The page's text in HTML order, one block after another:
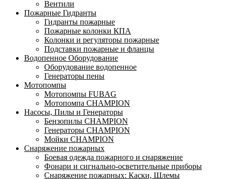
Вентили
Пожарные Гидранты
Гидранты пожарные
Пожарные колонки КПА
Колонки и регуляторы пожарные
Подставки пожарные и фланцы
Водопенное Оборудование
Оборудование водопенное
Генераторы пены
Мотопомпы
Мотопомпы FUBAG
Мотопомпа CHAMPION
Насосы, Пилы и Генераторы
Бензопилы CHAMPION
Генераторы CHAMPION
Мойки CHAMPION
Снаряжение пожарных
Боевая одежда пожарного и снаряжение
Фонари и сигнально-осветительные приборы
Снаряжение пожарных: Каски, Шлемы